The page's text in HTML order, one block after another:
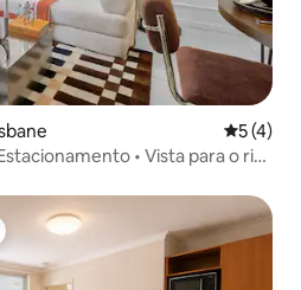
5 de
5 (4)
• Vista para o rio